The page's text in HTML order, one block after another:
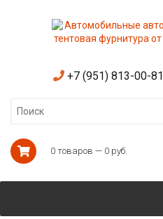
+7 (951) 813-00-81
0 товаров — 0 руб.